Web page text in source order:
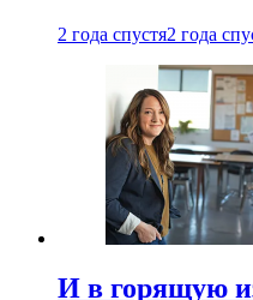
2 года спустя2 года
И в горящую